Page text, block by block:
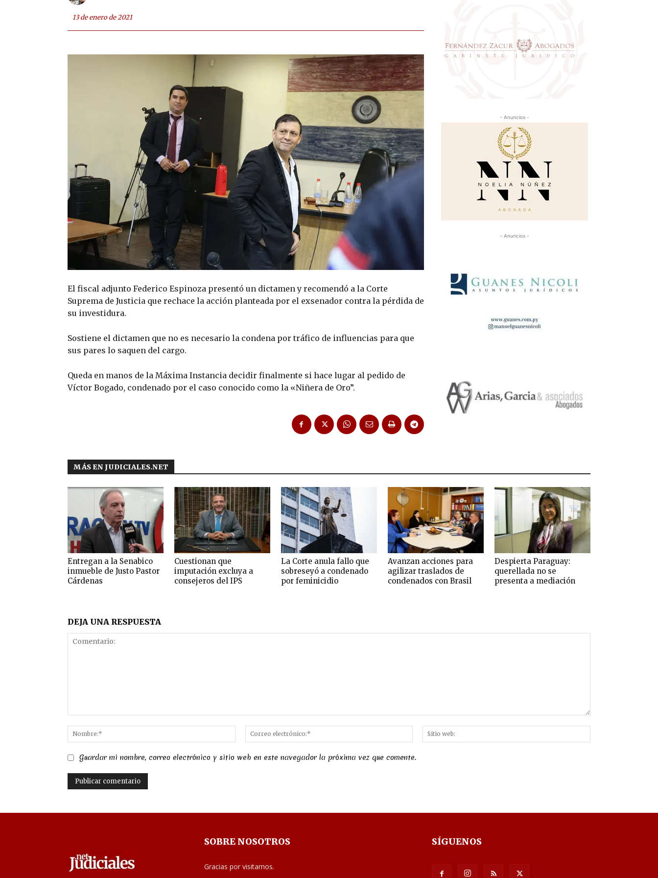
13 de enero de 2021
El fiscal adjunto Federico Espinoza presentó un dictamen y recomendó a la Corte
Suprema de Justicia que rechace la acción planteada por el exsenador contra la pérdida de
su investidura.
Sostiene el dictamen que no es necesario la condena por tráfico de influencias para que
sus pares lo saquen del cargo.
Queda en manos de la Máxima Instancia decidir finalmente si hace lugar al pedido de
Víctor Bogado, condenado por el caso conocido como la «Niñera de Oro”.
- Anuncios -
- Anuncios -
MÁS EN JUDICIALES.NET
Entregan a la Senabico
inmueble de Justo Pastor
Cárdenas
Cuestionan que
imputación excluya a
consejeros del IPS
La Corte anula fallo que
sobreseyó a condenado
por feminicidio
Avanzan acciones para
agilizar traslados de
condenados con Brasil
Despierta Paraguay:
querellada no se
presenta a mediación
DEJA UNA RESPUESTA
Nombre:*
Correo
electrónico:*
web:
Guardar mi nombre, correo electrónico y sitio web en este navegador la próxima vez que comente.
SOBRE NOSOTROS
Gracias por visitarnos.
SÍGUENOS